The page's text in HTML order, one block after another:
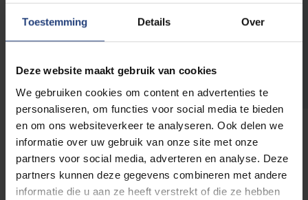
Toestemming Details Over
Deze website maakt gebruik van cookies
We gebruiken cookies om content en advertenties te
personaliseren, om functies voor social media te bieden
en om ons websiteverkeer te analyseren. Ook delen we
informatie over uw gebruik van onze site met onze
partners voor social media, adverteren en analyse. Deze
partners kunnen deze gegevens combineren met andere
informatie die u aan ze heeft verstrekt of die ze hebben